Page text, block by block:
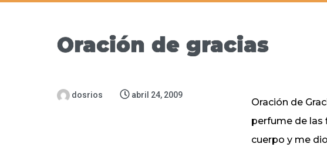
Oración de gracias
dosrios abril 24, 2009
Oración de
perfume de las
cuerpo y me